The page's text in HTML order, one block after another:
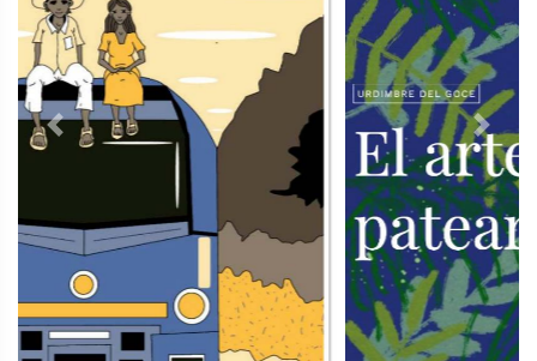
Previous Next